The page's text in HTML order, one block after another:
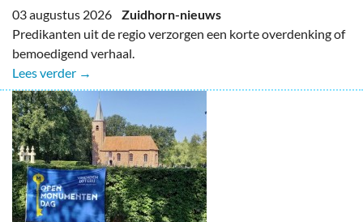
03 augustus 2026 Zuidhorn-nieuws
Predikanten uit de regio verzorgen een korte overdenking of
bemoedigend verhaal.
Lees verder →